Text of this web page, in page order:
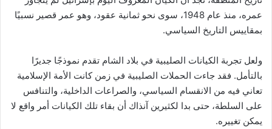
عمره، منذ عام 1948، سوى نحو ثمانية عقود، وهو عمر قصير نسبيًا
بمقاييس التاريخ السياسي.
ولعل تجربة الكيانات الصليبية في بلاد الشام تقدم نموذجًا جديرًا
بالتأمل. فقد جاءت الحملات الصليبية في زمن كانت الأمة الإسلامية
تعاني فيه من الانقسام السياسي، والصراعات الداخلية، والتنافس
على السلطة، حتى بدا لكثيرين آنذاك أن بقاء تلك الكيانات أمر واقع لا
يمكن تغييره.